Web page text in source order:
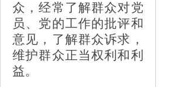
众，经常了解群众对党
员、党的工作的批评和
意见，了解群众诉求，
维护群众正当权利和利
益。